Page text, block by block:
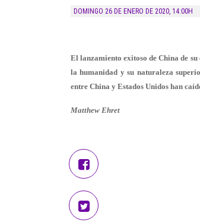
DOMINGO 26 DE ENERO DE 2020, 14:00H
El lanzamiento exitoso de China de
la humanidad y su naturaleza
entre China y Estados Unidos han
Matthew Ehret